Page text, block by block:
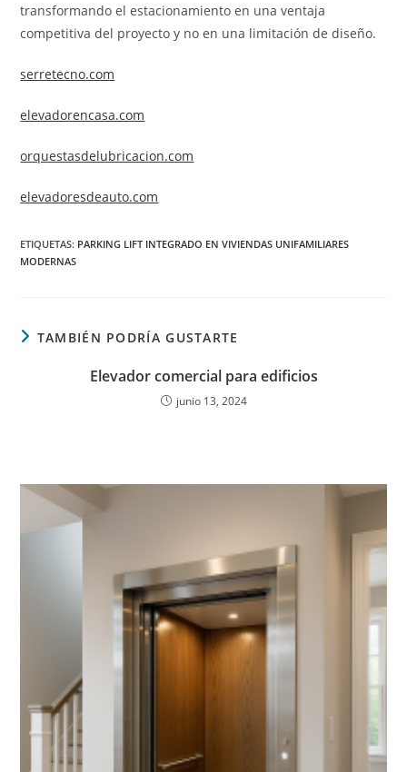
transformando el estacionamiento en una ventaja
competitiva del proyecto y no en una limitación de diseño.
serretecno.com
elevadorencasa.com
orquestasdelubricacion.com
elevadoresdeauto.com
ETIQUETAS: PARKING LIFT INTEGRADO EN VIVIENDAS UNIFAMILIARES
MODERNAS
TAMBIÉN PODRÍA GUSTARTE
Elevador comercial para edificios
junio 13, 2024